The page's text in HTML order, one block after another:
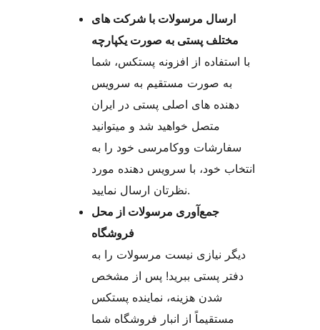
ارسال مرسولات با شرکت های
مختلف پستی به صورت یکپارچه
با استفاده از افزونه پستکس، شما
به صورت مستقیم به سرویس
دهنده های اصلی پستی در ایران
متصل خواهید شد و میتوانید
سفارشات ووکامرسی خود را به
انتخاب خود، با سرویس دهنده مورد
نظرتان ارسال نمایید.
جمع‌آوری مرسولات از محل
فروشگاه
دیگر نیازی نیست مرسولات را به
دفتر پستی ببرید! پس از مشخص
شدن هزینه، نماینده پستکس
مستقیماً از انبار فروشگاه شما